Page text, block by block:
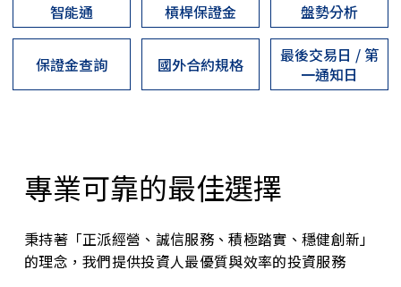
智能通 槓桿保證金 盤勢分析
保證金查詢 國外合約規格
最後交易日 / 第
一通知日
專業可靠的最佳選擇
秉持著「正派經營、誠信服務、積極踏實、穩健創新」
的理念，我們提供投資人最優質與效率的投資服務